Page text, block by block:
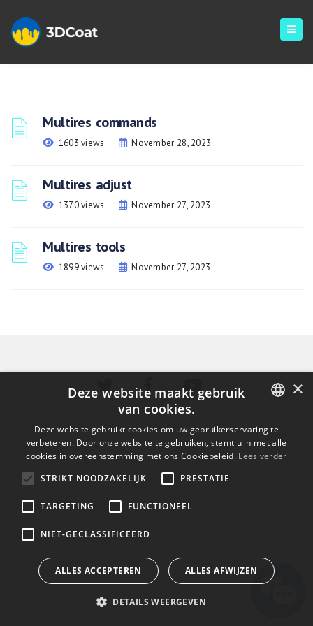
Multires commands
1603 views November 28, 2023
Multires adjust
1370 views November 27, 2023
Multires tools
1899 views November 27, 2023
ENGLISH
ESTONIAN
×
Deze website maakt gebruik
van cookies.
Deze website gebruikt cookies om uw gebruikerservaring te
verbeteren. Door onze website te gebruiken, stemt u in met alle
cookies in overeenstemming met ons Cookiebeleid. Lees verder
STRIKT NOODZAKELIJK
PRESTATIE
TARGETING FUNCTIONEEL
NIET-GECLASSIFICEERD
ALLES ACCEPTEREN ALLES AFWIJZEN
DETAILS WEERGEVEN